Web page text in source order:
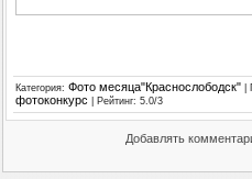
Категория: Фото месяца"Краснослободск"
фотоконкурс Рейтинг: 5.0/3
Добавлять